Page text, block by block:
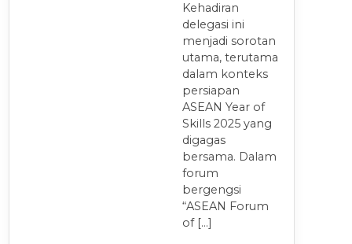
Kehadiran
delegasi ini
menjadi sorotan
utama, terutama
dalam konteks
persiapan
ASEAN Year of
Skills 2025 yang
digagas
bersama. Dalam
forum
bergengsi
“ASEAN Forum
of […]